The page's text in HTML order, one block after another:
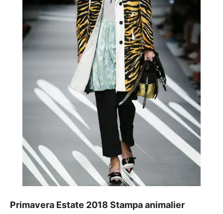
Primavera Estate 2018 Stampa animalier